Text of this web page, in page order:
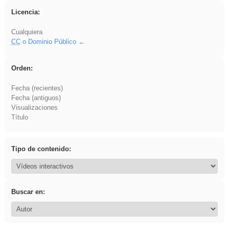
Licencia:
Cualquiera
CCo Dominio Público
Orden:
Fecha (recientes)
Fecha (antiguos)
Visualizaciones
Título
Tipo de contenido:
Buscar en: